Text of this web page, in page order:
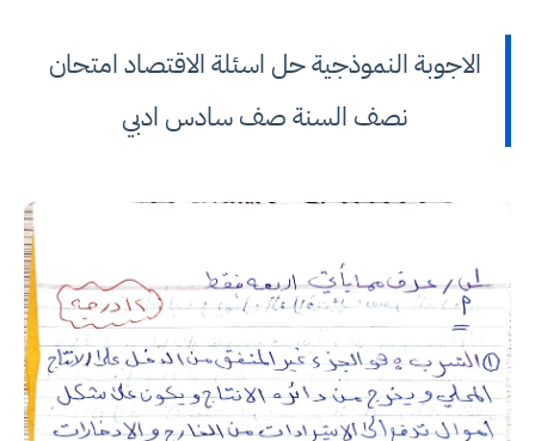
الاجوبة النموذجية حل اسئلة الاقتصاد امتحان
نصف السنة صف سادس ادبي